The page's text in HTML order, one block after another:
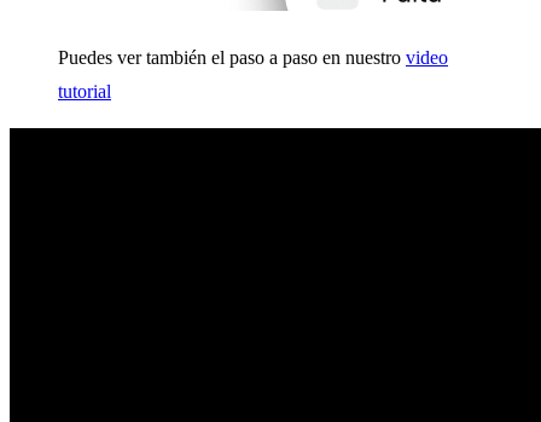
Puedes ver también el paso a paso en nuestro video
tutorial